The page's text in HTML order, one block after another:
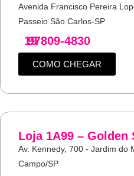
Avenida Francisco Pereira
Passeio São Carlos-SP
19
97809-4830
COMO CHEGAR
Loja 1A99 – Golden
Av. Kennedy, 700 - Jardim do
Campo/SP